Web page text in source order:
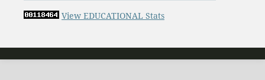
View EDUCATIONAL Stats